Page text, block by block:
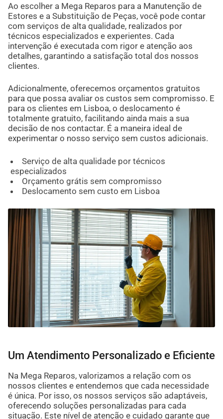
Ao escolher a Mega Reparos para a Manutenção de
Estores e a Substituição de Peças, você pode contar
com serviços de alta qualidade, realizados por
técnicos especializados e experientes. Cada
intervenção é executada com rigor e atenção aos
detalhes, garantindo a satisfação total dos nossos
clientes.
Adicionalmente, oferecemos orçamentos gratuitos
para que possa avaliar os custos sem compromisso. E
para os clientes em Lisboa, o deslocamento é
totalmente gratuito, facilitando ainda mais a sua
decisão de nos contactar. É a maneira ideal de
experimentar o nosso serviço sem custos adicionais.
Serviço de alta qualidade por técnicos
especializados
Orçamento grátis sem compromisso
Deslocamento sem custo em Lisboa
Um Atendimento Personalizado e Eficiente
Na Mega Reparos, valorizamos a relação com os
nossos clientes e entendemos que cada necessidade
é única. Por isso, os nossos serviços são adaptáveis,
oferecendo soluções personalizadas para cada
situação. Este nível de atenção e cuidado garante que